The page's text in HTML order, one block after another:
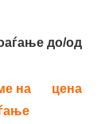
до/од
на
цена